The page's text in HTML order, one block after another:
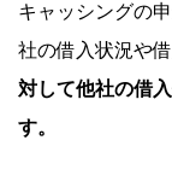
キャッシングの
社の借入状況や
対して他社の借
す。